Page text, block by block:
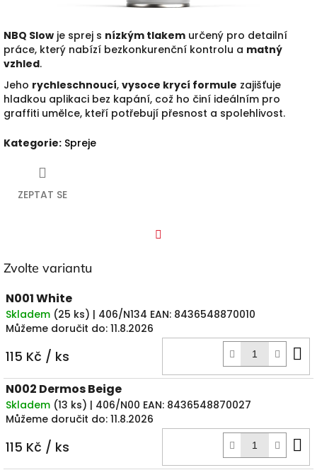
NBQ Slow je sprej s nízkým tlakem určený pro detailní
práce, který nabízí bezkonkurenční kontrolu a matný
vzhled.
Jeho rychleschnoucí, vysoce krycí formule zajišťuje
hladkou aplikaci bez kapání, což ho činí ideálním pro
graffiti umělce, kteří potřebují přesnost a spolehlivost.
Kategorie: Spreje
ZEPTAT SE
Zvolte variantu
N001 White
Skladem (25 ks) | 406/N134 EAN: 8436548870010
Můžeme doručit do: 11.8.2026
115 Kč / ks
N002 Dermos Beige
Skladem (13 ks) | 406/N00 EAN: 8436548870027
Můžeme doručit do: 11.8.2026
115 Kč / ks